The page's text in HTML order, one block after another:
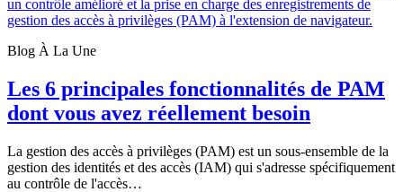
Blog À La Une
Les 6 principales fonctionnalités de PAM
dont vous avez réellement besoin
La gestion des accès à privilèges (PAM) est un sous-ensemble de la
gestion des identités et des accès (IAM) qui s'adresse spécifiquement
au contrôle de l'accès…